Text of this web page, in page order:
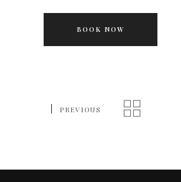
BOOK NOW
PREVIOUS